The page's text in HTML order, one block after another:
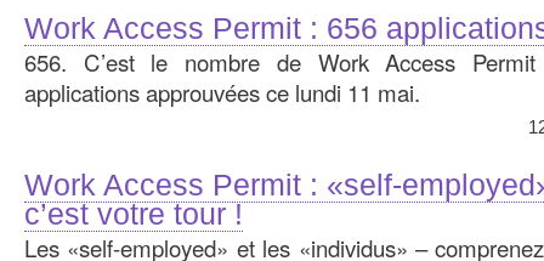
Work Access Permit : 656
656. C’est le nombre de Work Access
applications approuvées ce lundi 11 mai.
Work Access Permit : «self-
c’est votre tour !
Les «self-employed» et les «individus» –